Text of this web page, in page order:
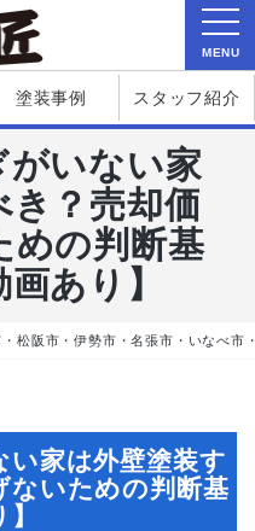
塗装事例 スタッフ紹介
がいない家
き？売却価
めの判断基
あり】
松阪市・伊勢市・名張市・いなべ市
い家は外壁塗装す
ないための判断基
MENU